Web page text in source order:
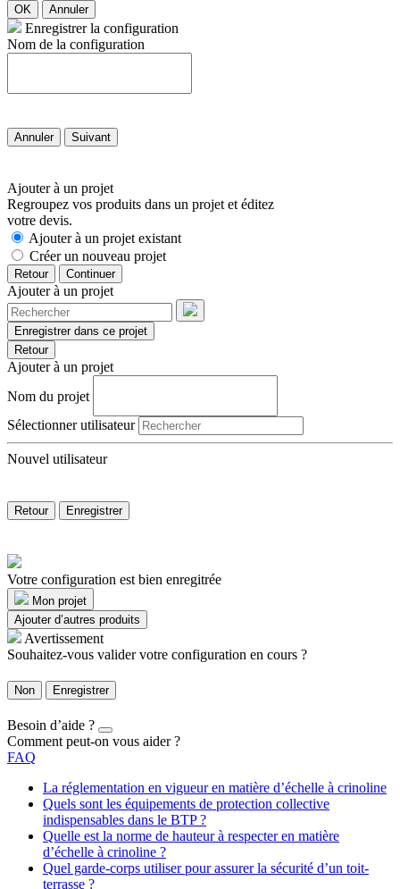
OK Annuler
Enregistrer la configuration
Nom de la configuration
Annuler Suivant
Ajouter à un projet
Regroupez vos produits dans un projet et éditez
votre devis.
Ajouter à un projet existant
Créer un nouveau projet
Retour Continuer
Ajouter à un projet
Enregistrer dans ce projet
Retour
Ajouter à un projet
Nom du projet
Sélectionner utilisateur
Nouvel utilisateur
Retour Enregistrer
Votre configuration est bien enregitrée
Mon projet
Ajouter d’autres produits
Avertissement
Souhaitez-vous valider votre configuration en cours ?
Non Enregistrer
Besoin d’aide ?
Comment peut-on vous aider ?
FAQ
La réglementation en vigueur en matière d’échelle à crinoline
Quels sont les équipements de protection collective
indispensables dans le BTP ?
Quelle est la norme de hauteur à respecter en matière
d’échelle à crinoline ?
Quel garde-corps utiliser pour assurer la sécurité d’un toit-
terrasse ?